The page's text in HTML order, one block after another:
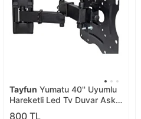
Tayfun Yumatu 40'' Uyumlu
Hareketli Led Tv Duvar Askı
Aparatı
800 TL